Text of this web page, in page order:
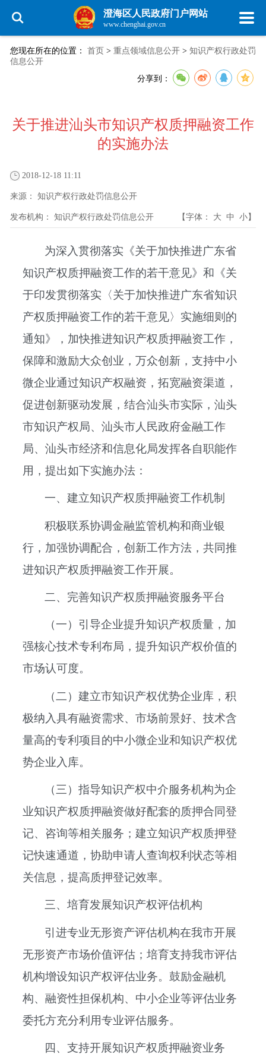
澄海区人民政府门户网站
www.chenghai.gov.cn
您现在所在的位置： 首页 > 重点领域信息公开 > 知识产权行政处罚
信息公开
分享到：
关于推进汕头市知识产权质押融资工作
的实施办法
2018-12-18 11:11
来源： 知识产权行政处罚信息公开
发布机构： 知识产权行政处罚信息公开 【字体： 大 中 小】
为深入贯彻落实《关于加快推进广东省
知识产权质押融资工作的若干意见》和《关
于印发贯彻落实〈关于加快推进广东省知识
产权质押融资工作的若干意见〉实施细则的
通知》，加快推进知识产权质押融资工作，
保障和激励大众创业，万众创新，支持中小
微企业通过知识产权融资，拓宽融资渠道，
促进创新驱动发展，结合汕头市实际，汕头
市知识产权局、汕头市人民政府金融工作
局、汕头市经济和信息化局发挥各自职能作
用，提出如下实施办法：
一、建立知识产权质押融资工作机制
积极联系协调金融监管机构和商业银
行，加强协调配合，创新工作方法，共同推
进知识产权质押融资工作开展。
二、完善知识产权质押融资服务平台
（一）引导企业提升知识产权质量，加
强核心技术专利布局，提升知识产权价值的
市场认可度。
（二）建立市知识产权优势企业库，积
极纳入具有融资需求、市场前景好、技术含
量高的专利项目的中小微企业和知识产权优
势企业入库。
（三）指导知识产权中介服务机构为企
业知识产权质押融资做好配套的质押合同登
记、咨询等相关服务；建立知识产权质押登
记快速通道，协助申请人查询权利状态等相
关信息，提高质押登记效率。
三、培育发展知识产权评估机构
引进专业无形资产评估机构在我市开展
无形资产市场价值评估；培育支持我市评估
机构增设知识产权评估业务。鼓励金融机
构、融资性担保机构、中小企业等评估业务
委托方充分利用专业评估服务。
四、支持开展知识产权质押融资业务